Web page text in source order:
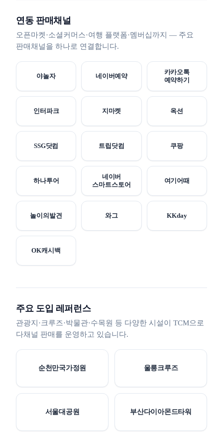
연동 판매채널
오픈마켓·소셜커머스·여행 플랫폼·멤버십까지 — 주요
판매채널을 하나로 연결합니다.
야놀자 네이버예약
카카오톡
예약하기
인터파크 지마켓 옥션
SSG닷컴 트립닷컴 쿠팡
하나투어
네이버
스마트스토어
여기어때
놀이의발견 와그 KKday
OK캐시백
주요 도입 레퍼런스
관광지·크루즈·박물관·수목원 등 다양한 시설이 TCM으로
다채널 판매를 운영하고 있습니다.
순천만국가정원 울릉크루즈
서울대공원 부산다이아몬드타워